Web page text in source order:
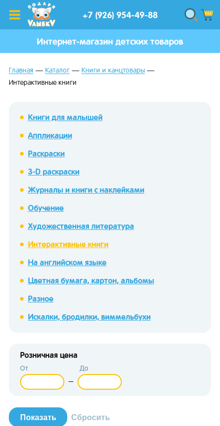
+7 (926) 954-49-88
Интернет-магазин детских товаров
Главная Каталог
Книги и канцтовары
Интерактивные книги
Книги для малышей
Аппликации
Раскраски
3-D раскраски
Журналы и книги с наклейками
Обучение
Художественная литература
Интерактивные книги
На английском языке
Цветная бумага, картон, альбомы
Разное
Искалки, бродилки, виммельбухи
Розничная цена
От
—
До